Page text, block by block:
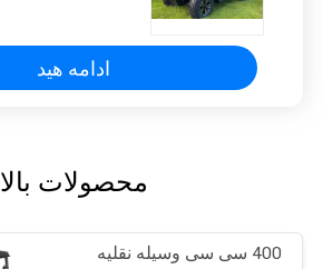
ادامه هید
محصولات بالا
400 سی سی وسیله نقلیه